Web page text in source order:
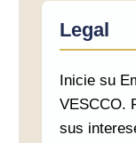
Legal
Inicie su
VESCCO.
sus